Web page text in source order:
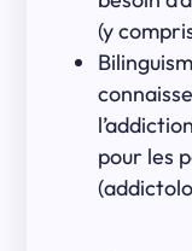
(y
pour les